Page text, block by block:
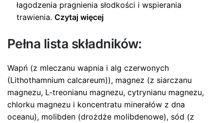
łagodzenia pragnienia słodkości i wspierania
trawienia.Czytaj więcej
Pełna lista składników:
Wapń (z mleczanu wapnia i alg czerwonych
(Lithothamnium calcareum)), magnez (z siarczanu
magnezu, L-treonianu magnezu, cytrynianu magnezu,
chlorku magnezu i koncentratu minerałów z dna
oceanu), molibden (drożdże molibdenowe), sód (z